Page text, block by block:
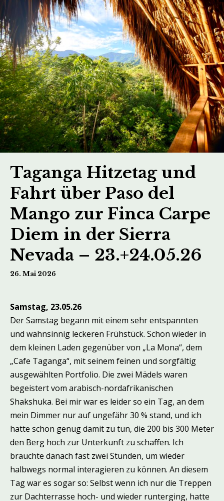
Taganga Hitzetag und
Fahrt über Paso del
Mango zur Finca Carpe
Diem in der Sierra
Nevada – 23.+24.05.26
26. Mai 2026
Samstag, 23.05.26
Der Samstag begann mit einem sehr entspannten
und wahnsinnig leckeren Frühstück. Schon wieder in
dem kleinen Laden gegenüber von „La Mona“, dem
„Cafe Taganga“, mit seinem feinen und sorgfältig
ausgewählten Portfolio. Die zwei Mädels waren
begeistert vom arabisch-nordafrikanischen
Shakshuka. Bei mir war es leider so ein Tag, an dem
mein Dimmer nur auf ungefähr 30 % stand, und ich
hatte schon genug damit zu tun, die 200 bis 300 Meter
den Berg hoch zur Unterkunft zu schaffen. Ich
brauchte danach fast zwei Stunden, um wieder
halbwegs normal interagieren zu können. An diesem
Tag war es sogar so: Selbst wenn ich nur die Treppen
zur Dachterrasse hoch- und wieder runterging, hatte